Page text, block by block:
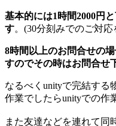
基本的には1時間2000円
す。(30分刻みでのご対
8時間以上のお問合せの
すのでその時はお問合せ
なるべくunityで完結する
作業でしたらunityでの作
また友達などを連れて同